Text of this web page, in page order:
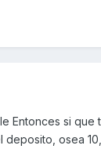
Entonces si que
osea